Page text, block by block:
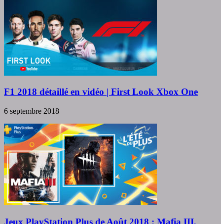
F1 2018 détaillé en vidéo | First Look Xbox One
6 septembre 2018
Jeux PlayStation Plus de Août 2018 : Mafia III,